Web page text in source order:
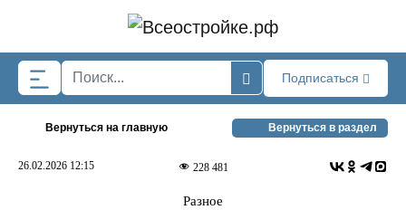
Подписаться
Вернуться на главную Вернуться в раздел
26.02.2026 12:15 228 481
Разное